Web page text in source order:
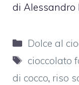
di Alessandro
Categorie
Dolce al
Tag
cioccolato
di cocco, riso